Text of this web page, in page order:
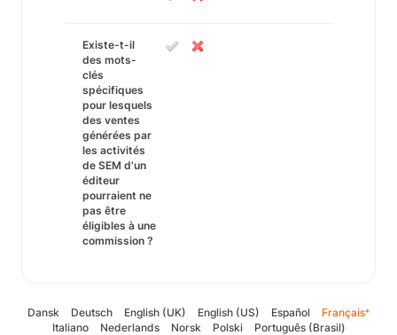
Existe-t-il
des mots-
clés
spécifiques
pour lesquels
des ventes
générées par
les activités
de SEM d'un
éditeur
pourraient ne
pas être
éligibles à une
commission ?
Dansk Deutsch English (UK) English (US) Español Français*
Italiano Nederlands Norsk Polski
Português (Brasil)